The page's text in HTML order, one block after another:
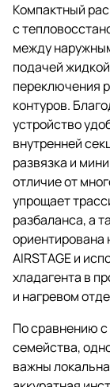
Компактный
с
между
подачей
переключения
контуров.
устройство
внутренней
развязка и
отличие от
упрощает
разбаланса, а
ориентирована
AIRSTAGE и
хладагента в
и нагревом
По сравнению с
семейства,
важны